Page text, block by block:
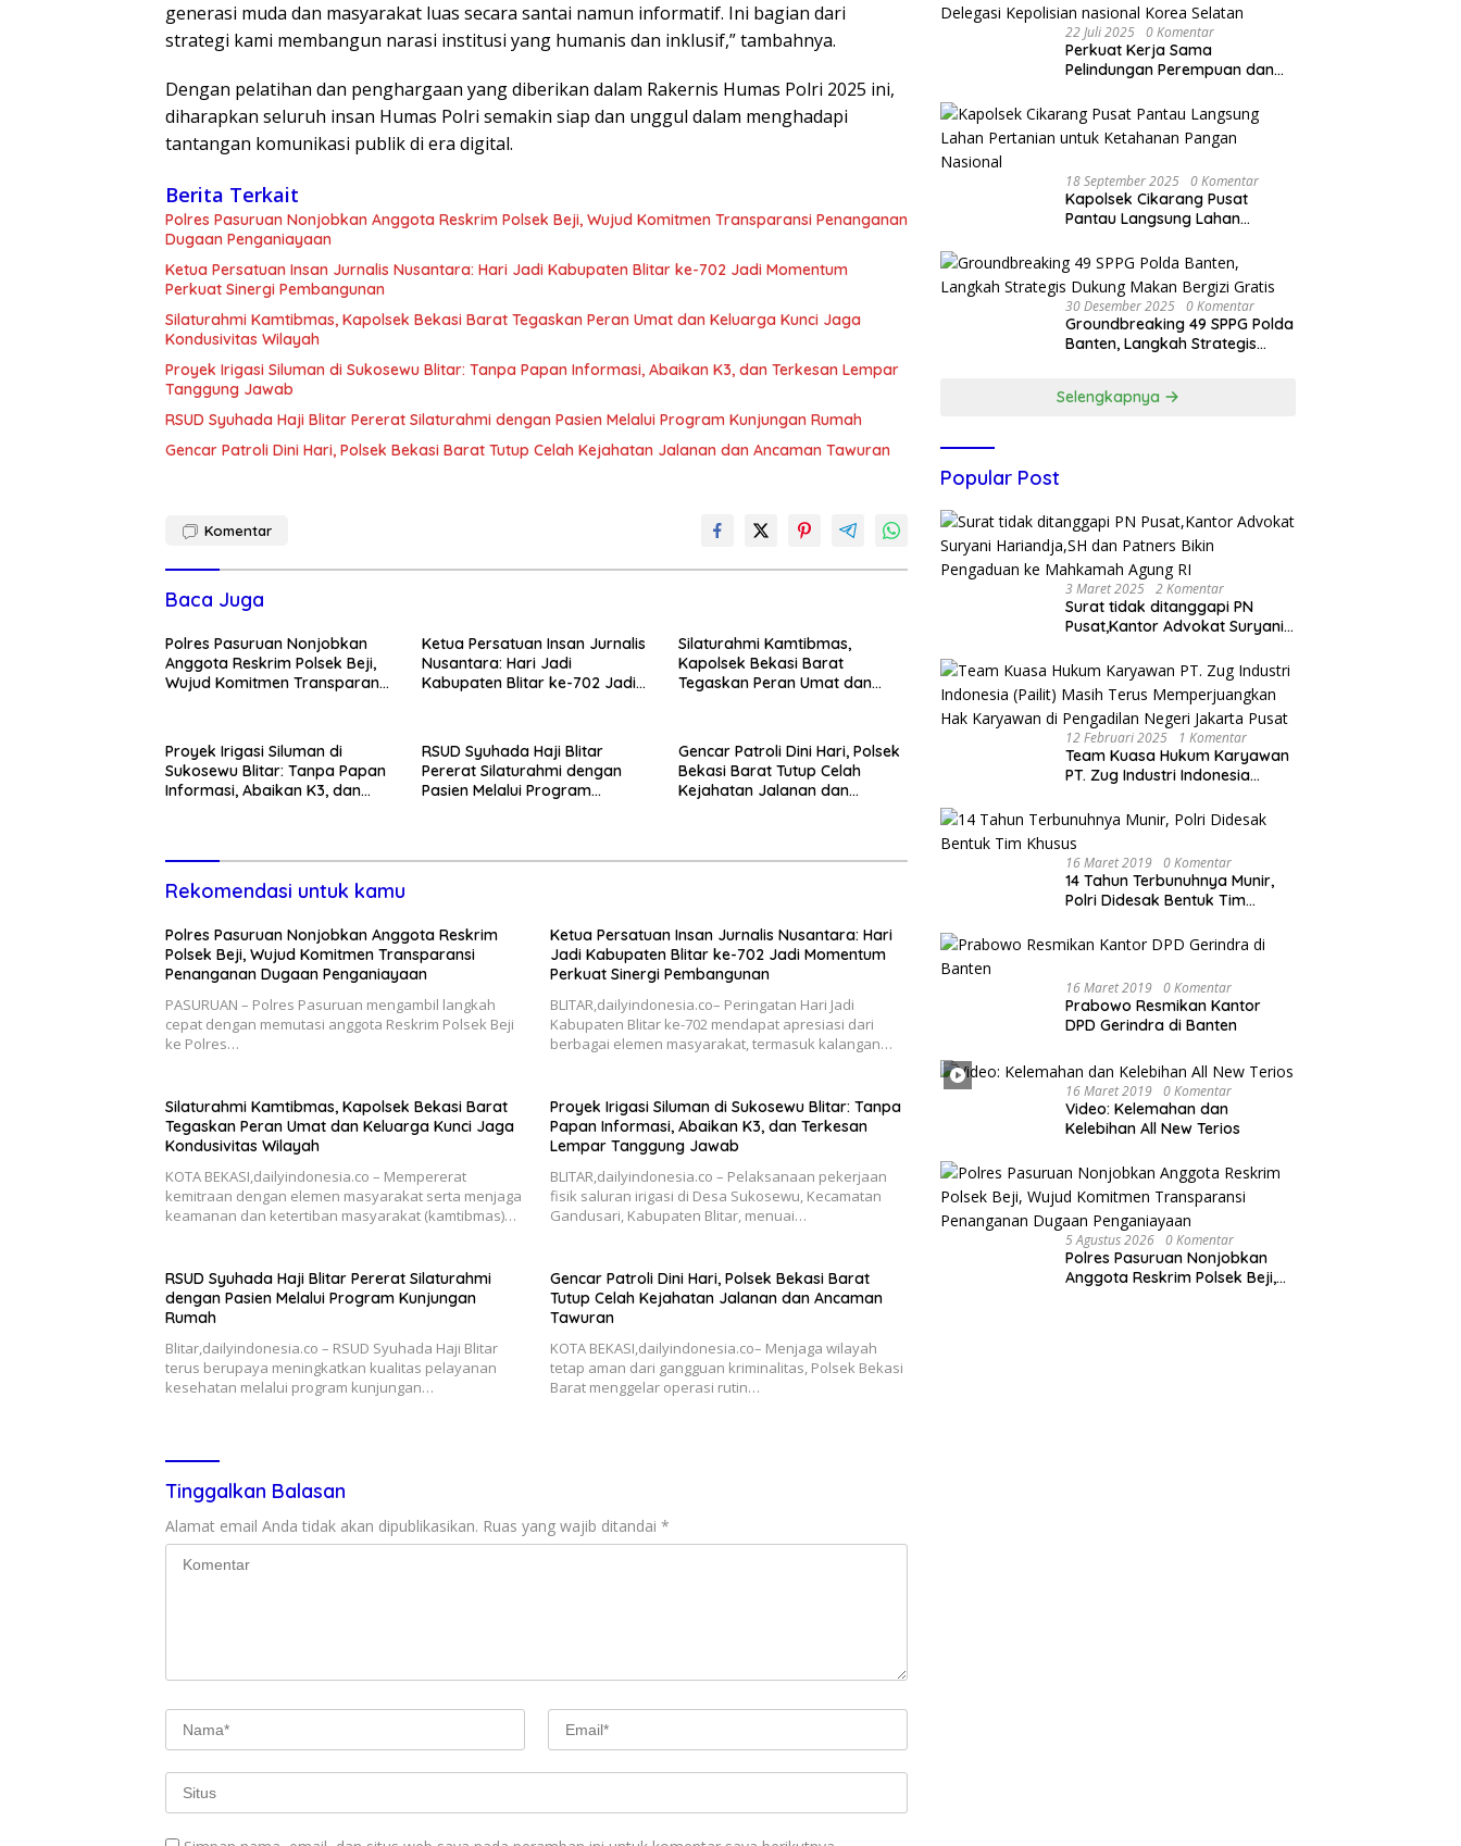
generasi muda dan masyarakat luas secara santai namun informatif. Ini bagian dari
strategi kami membangun narasi institusi yang humanis dan inklusif,” tambahnya.
Dengan pelatihan dan penghargaan yang diberikan dalam Rakernis Humas Polri 2025 ini,
diharapkan seluruh insan Humas Polri semakin siap dan unggul dalam menghadapi
tantangan komunikasi publik di era digital.
Berita Terkait
Polres Pasuruan Nonjobkan Anggota Reskrim Polsek Beji, Wujud Komitmen Transparansi Penanganan
Dugaan Penganiayaan
Ketua Persatuan Insan Jurnalis Nusantara: Hari Jadi Kabupaten Blitar ke-702 Jadi Momentum
Perkuat Sinergi Pembangunan
Silaturahmi Kamtibmas, Kapolsek Bekasi Barat Tegaskan Peran Umat dan Keluarga Kunci Jaga
Kondusivitas Wilayah
Proyek Irigasi Siluman di Sukosewu Blitar: Tanpa Papan Informasi, Abaikan K3, dan Terkesan Lempar
Tanggung Jawab
RSUD Syuhada Haji Blitar Pererat Silaturahmi dengan Pasien Melalui Program Kunjungan Rumah
Gencar Patroli Dini Hari, Polsek Bekasi Barat Tutup Celah Kejahatan Jalanan dan Ancaman Tawuran
Komentar
Baca Juga
Polres Pasuruan Nonjobkan
Anggota Reskrim Polsek Beji,
Wujud Komitmen Transparansi
Ketua Persatuan Insan Jurnalis
Nusantara: Hari Jadi
Kabupaten Blitar ke-702 Jadi
Silaturahmi Kamtibmas,
Kapolsek Bekasi Barat
Tegaskan Peran Umat dan
Proyek Irigasi Siluman di
Sukosewu Blitar: Tanpa Papan
Informasi, Abaikan K3, dan
RSUD Syuhada Haji Blitar
Pererat Silaturahmi dengan
Pasien Melalui Program
Gencar Patroli Dini Hari, Polsek
Bekasi Barat Tutup Celah
Kejahatan Jalanan dan
Rekomendasi untuk kamu
Polres Pasuruan Nonjobkan Anggota Reskrim
Polsek Beji, Wujud Komitmen Transparansi
Penanganan Dugaan Penganiayaan
PASURUAN – Polres Pasuruan mengambil langkah
cepat dengan memutasi anggota Reskrim Polsek Beji
ke Polres…
Ketua Persatuan Insan Jurnalis Nusantara: Hari
Jadi Kabupaten Blitar ke-702 Jadi Momentum
Perkuat Sinergi Pembangunan
BLITAR,dailyindonesia.co– Peringatan Hari Jadi
Kabupaten Blitar ke-702 mendapat apresiasi dari
berbagai elemen masyarakat, termasuk kalangan…
Silaturahmi Kamtibmas, Kapolsek Bekasi Barat
Tegaskan Peran Umat dan Keluarga Kunci Jaga
Kondusivitas Wilayah
KOTA BEKASI,dailyindonesia.co – Mempererat
kemitraan dengan elemen masyarakat serta menjaga
keamanan dan ketertiban masyarakat (kamtibmas)…
Proyek Irigasi Siluman di Sukosewu Blitar: Tanpa
Papan Informasi, Abaikan K3, dan Terkesan
Lempar Tanggung Jawab
BLITAR,dailyindonesia.co – Pelaksanaan pekerjaan
fisik saluran irigasi di Desa Sukosewu, Kecamatan
Gandusari, Kabupaten Blitar, menuai…
RSUD Syuhada Haji Blitar Pererat Silaturahmi
dengan Pasien Melalui Program Kunjungan
Rumah
Blitar,dailyindonesia.co – RSUD Syuhada Haji Blitar
terus berupaya meningkatkan kualitas pelayanan
kesehatan melalui program kunjungan…
Gencar Patroli Dini Hari, Polsek Bekasi Barat
Tutup Celah Kejahatan Jalanan dan Ancaman
Tawuran
KOTA BEKASI,dailyindonesia.co– Menjaga wilayah
tetap aman dari gangguan kriminalitas, Polsek Bekasi
Barat menggelar operasi rutin…
Tinggalkan Balasan
Alamat email Anda tidak akan dipublikasikan. Ruas yang wajib ditandai *
22 Juli 2025 0 Komentar
Perkuat Kerja Sama
Pelindungan Perempuan dan
Kunjungan Delegasi Kepolisian
nasional Korea Selatan
18 September 2025 0 Komentar
Kapolsek Cikarang Pusat
Pantau Langsung Lahan
Pangan Nasional
30 Desember 2025 0 Komentar
Groundbreaking 49 SPPG Polda
Banten, Langkah Strategis
Selengkapnya
Popular Post
3 Maret 2025 2 Komentar
Surat tidak ditanggapi PN
Pusat,Kantor Advokat Suryani
Pengaduan ke Mahkamah
Agung RI
12 Februari 2025 1 Komentar
Team Kuasa Hukum Karyawan
PT. Zug Industri Indonesia
Memperjuangkan Hak
Karyawan di Pengadilan Negeri
Jakarta Pusat
16 Maret 2019 0 Komentar
14 Tahun Terbunuhnya Munir,
Polri Didesak Bentuk Tim
16 Maret 2019 0 Komentar
Prabowo Resmikan Kantor
DPD Gerindra di Banten
16 Maret 2019 0 Komentar
Video: Kelemahan dan
Kelebihan All New Terios
5 Agustus 2026 0 Komentar
Polres Pasuruan Nonjobkan
Anggota Reskrim Polsek Beji,